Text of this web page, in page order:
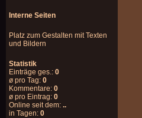
Interne Seiten
Platz zum Gestalten mit Texten
und Bildern
Statistik
Einträge ges.: 0
ø pro Tag: 0
Kommentare: 0
ø pro Eintrag: 0
Online seit dem: ..
in Tagen: 0